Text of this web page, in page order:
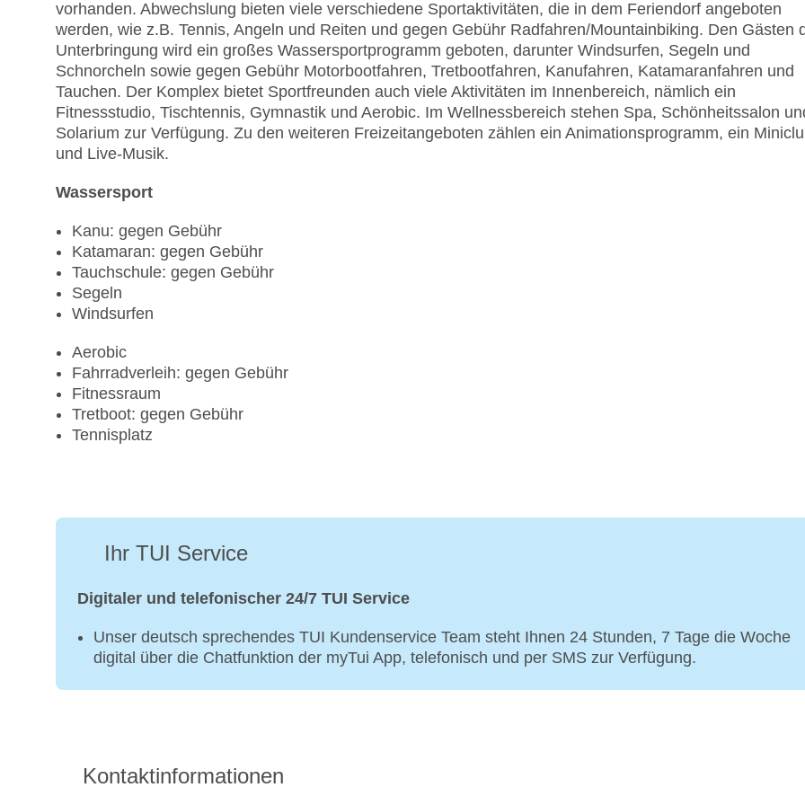
vorhanden. Abwechslung bieten viele verschiedene Sportaktivitäten, die in dem Feriendorf angeboten
werden, wie z.B. Tennis, Angeln und Reiten und gegen Gebühr Radfahren/Mountainbiking. Den Gästen
Unterbringung wird ein großes Wassersportprogramm geboten, darunter Windsurfen, Segeln und
Schnorcheln sowie gegen Gebühr Motorbootfahren, Tretbootfahren, Kanufahren, Katamaranfahren und
Tauchen. Der Komplex bietet Sportfreunden auch viele Aktivitäten im Innenbereich, nämlich ein
Fitnessstudio, Tischtennis, Gymnastik und Aerobic. Im Wellnessbereich stehen Spa, Schönheitssalon
Solarium zur Verfügung. Zu den weiteren Freizeitangeboten zählen ein Animationsprogramm, ein
und Live-Musik.
Wassersport
Kanu: gegen Gebühr
Katamaran: gegen Gebühr
Tauchschule: gegen Gebühr
Segeln
Windsurfen
Aerobic
Fahrradverleih: gegen Gebühr
Fitnessraum
Tretboot: gegen Gebühr
Tennisplatz
Ihr TUI Service
Digitaler und telefonischer 24/7 TUI Service
Unser deutsch sprechendes TUI Kundenservice Team steht Ihnen 24 Stunden, 7 Tage die Woche
digital über die Chatfunktion der myTui App, telefonisch und per SMS zur Verfügung.
Kontaktinformationen